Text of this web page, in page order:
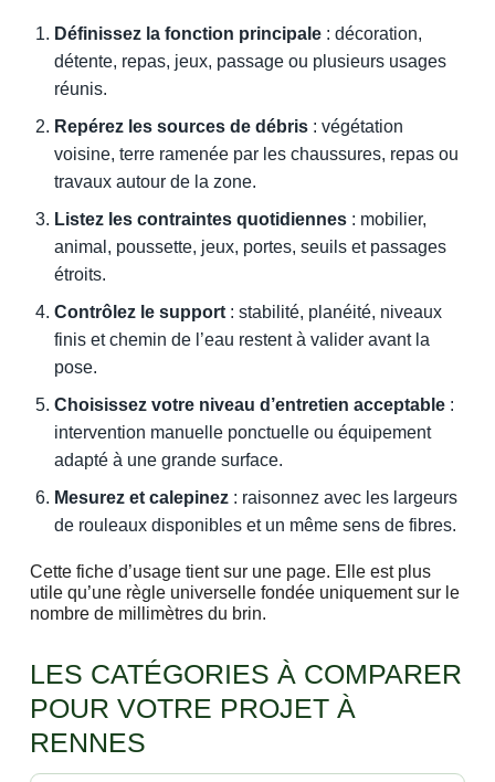
Définissez la fonction principale : décoration,
détente, repas, jeux, passage ou plusieurs usages
réunis.
Repérez les sources de débris : végétation
voisine, terre ramenée par les chaussures, repas ou
travaux autour de la zone.
Listez les contraintes quotidiennes : mobilier,
animal, poussette, jeux, portes, seuils et passages
étroits.
Contrôlez le support : stabilité, planéité, niveaux
finis et chemin de l’eau restent à valider avant la
pose.
Choisissez votre niveau d’entretien acceptable :
intervention manuelle ponctuelle ou équipement
adapté à une grande surface.
Mesurez et calepinez : raisonnez avec les largeurs
de rouleaux disponibles et un même sens de fibres.
Cette fiche d’usage tient sur une page. Elle est plus
utile qu’une règle universelle fondée uniquement sur le
nombre de millimètres du brin.
LES CATÉGORIES À COMPARER
POUR VOTRE PROJET À
RENNES